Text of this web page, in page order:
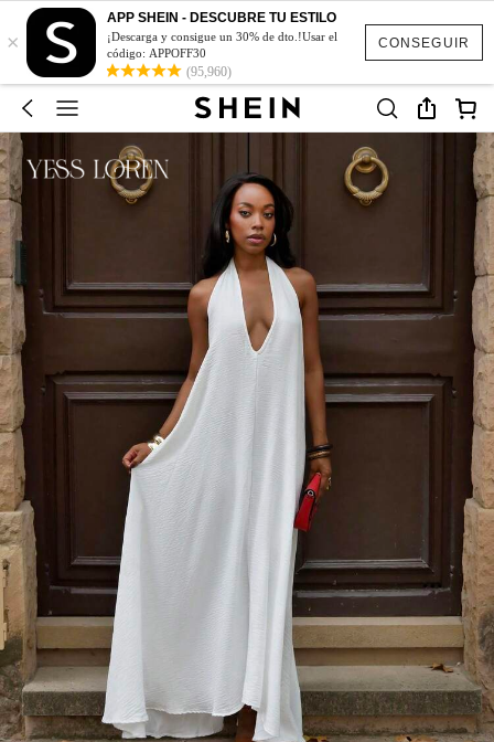
CONSEGUIR
×
APP SHEIN - DESCUBRE TU ESTILO
¡Descarga y consigue un 30% de dto.!Usar el
código: APPOFF30
(95,960)